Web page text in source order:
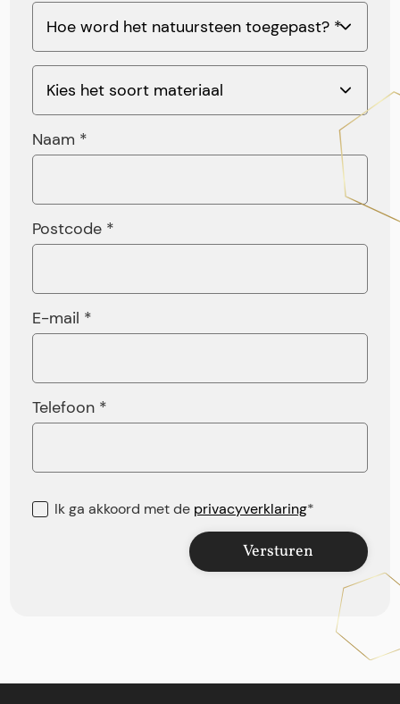
Naam *
Postcode *
E-mail *
Telefoon *
Ik ga akkoord met de privacyverklaring*
Versturen